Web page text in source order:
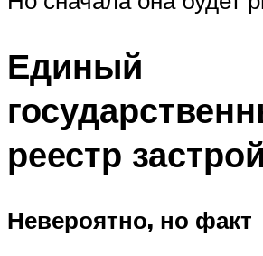
Единый
реестр
Невероятно, но факт